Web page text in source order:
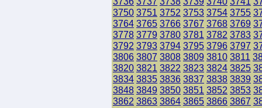
3750 3751 3752 3753 3754 3755
3764 3765 3766 3767 3768 3769
3778 3779 3780 3781 3782 3783
3792 3793 3794 3795 3796 3797
3806 3807 3808 3809 3810 3811
3820 3821 3822 3823 3824 3825
3834 3835 3836 3837 3838 3839
3848 3849 3850 3851 3852 3853
3862 3863 3864 3865 3866 3867